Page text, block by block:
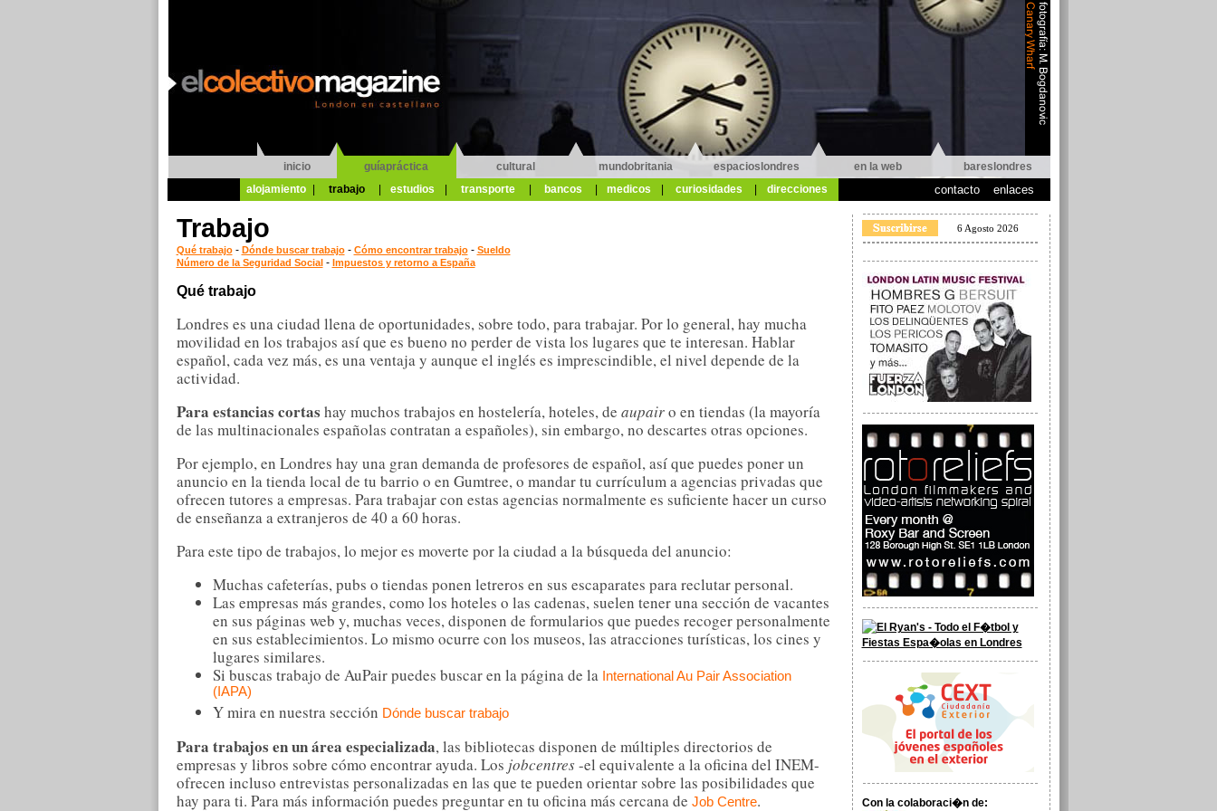
inicio guíapráctica cultural mundobritania espacioslondres en la web
bareslondres
alojamiento
trabajo estudios transporte bancos medicos curiosidades direcciones contacto enlaces
Trabajo
Qué trabajo- Dónde buscar trabajo- Cómo encontrar trabajo- Sueldo
Número de la Seguridad Social- Impuestos y retorno a España
Qué trabajo
Londres es una ciudad llena de oportunidades, sobre todo, para trabajar. Por lo general, hay mucha
movilidad en los trabajos así que es bueno no perder de vista los lugares que te interesan. Hablar
español, cada vez más, es una ventaja y aunque el inglés es imprescindible, el nivel depende de la
actividad.
Para estancias cortas hay muchos trabajos en hostelería, hoteles, de aupairo en tiendas (la mayoría
de las multinacionales españolas contratan a españoles), sin embargo, no descartes otras opciones.
Por ejemplo, en Londres hay una gran demanda de profesores de español, así que puedes poner un
anuncio en la tienda local de tu barrio o en Gumtree, o mandar tu currículum a agencias privadas que
ofrecen tutores a empresas. Para trabajar con estas agencias normalmente es suficiente hacer un curso
de enseñanza a extranjeros de 40 a 60 horas.
Para este tipo de trabajos, lo mejor es moverte por la ciudad a la búsqueda del anuncio:
Muchas cafeterías, pubs o tiendas ponen letreros en sus escaparates para reclutar personal.
Las empresas más grandes, como los hoteles o las cadenas, suelen tener una sección de vacantes
en sus páginas web y, muchas veces, disponen de formularios que puedes recoger personalmente
en sus establecimientos. Lo mismo ocurre con los museos, las atracciones turísticas, los cines y
lugares similares.
Si buscas trabajo de AuPair puedes buscar en la página de la International Au Pair Association
(IAPA)
Y mira en nuestra sección Dónde buscar trabajo
Para trabajos en un área especializada, las bibliotecas disponen de múltiples directorios de
empresas y libros sobre cómo encontrar ayuda. Los jobcentres-el equivalente a la oficina del INEM-
ofrecen incluso entrevistas personalizadas en las que te pueden orientar sobre las posibilidades que
hay para ti. Para más información puedes preguntar en tu oficina más cercana de Job Centre.
6 Agosto 2026
Con la colaboraci�n de: